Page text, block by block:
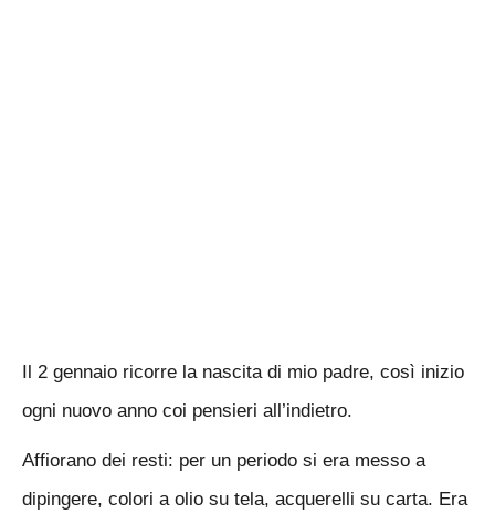
Il 2 gennaio ricorre la nascita di mio padre, così inizio
ogni nuovo anno coi pensieri all’indietro.
Affiorano dei resti: per un periodo si era messo a
dipingere, colori a olio su tela, acquerelli su carta. Era